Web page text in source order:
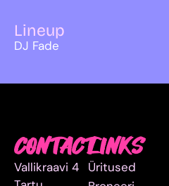
Lineup
DJ Fade
CONTACT
Vallikraavi 4
LINKS
Üritused